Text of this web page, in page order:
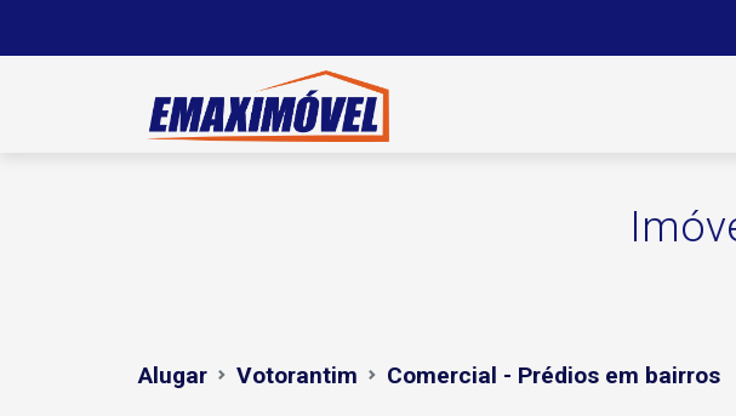
Alugar Votorantim Comercial - Prédios em bairros